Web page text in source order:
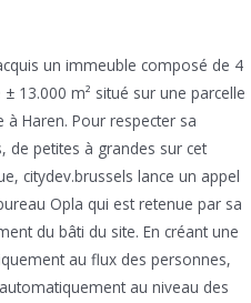
un immeuble composé de 4
13.000 m² situé sur une parcelle
Haren. Pour respecter sa
de petites à grandes sur cet
citydev.brussels lance un appel
Opla qui est retenue par sa
du bâti du site. En créant une
au flux des personnes,
au niveau des